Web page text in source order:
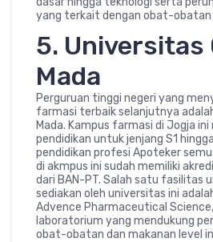
yang terkait dengan obat-obatan
5. Universitas
Mada
Perguruan tinggi negeri yang
farmasi terbaik selanjutnya
Mada. Kampus farmasi di Jogja
pendidikan untuk jenjang S1
pendidikan profesi Apoteker
di akmpus ini sudah memiliki
dari BAN-PT. Salah satu fasilitas
sediakan oleh universitas ini
Advence Pharmaceutical
laboratorium yang mendukung
obat-obatan dan makanan level